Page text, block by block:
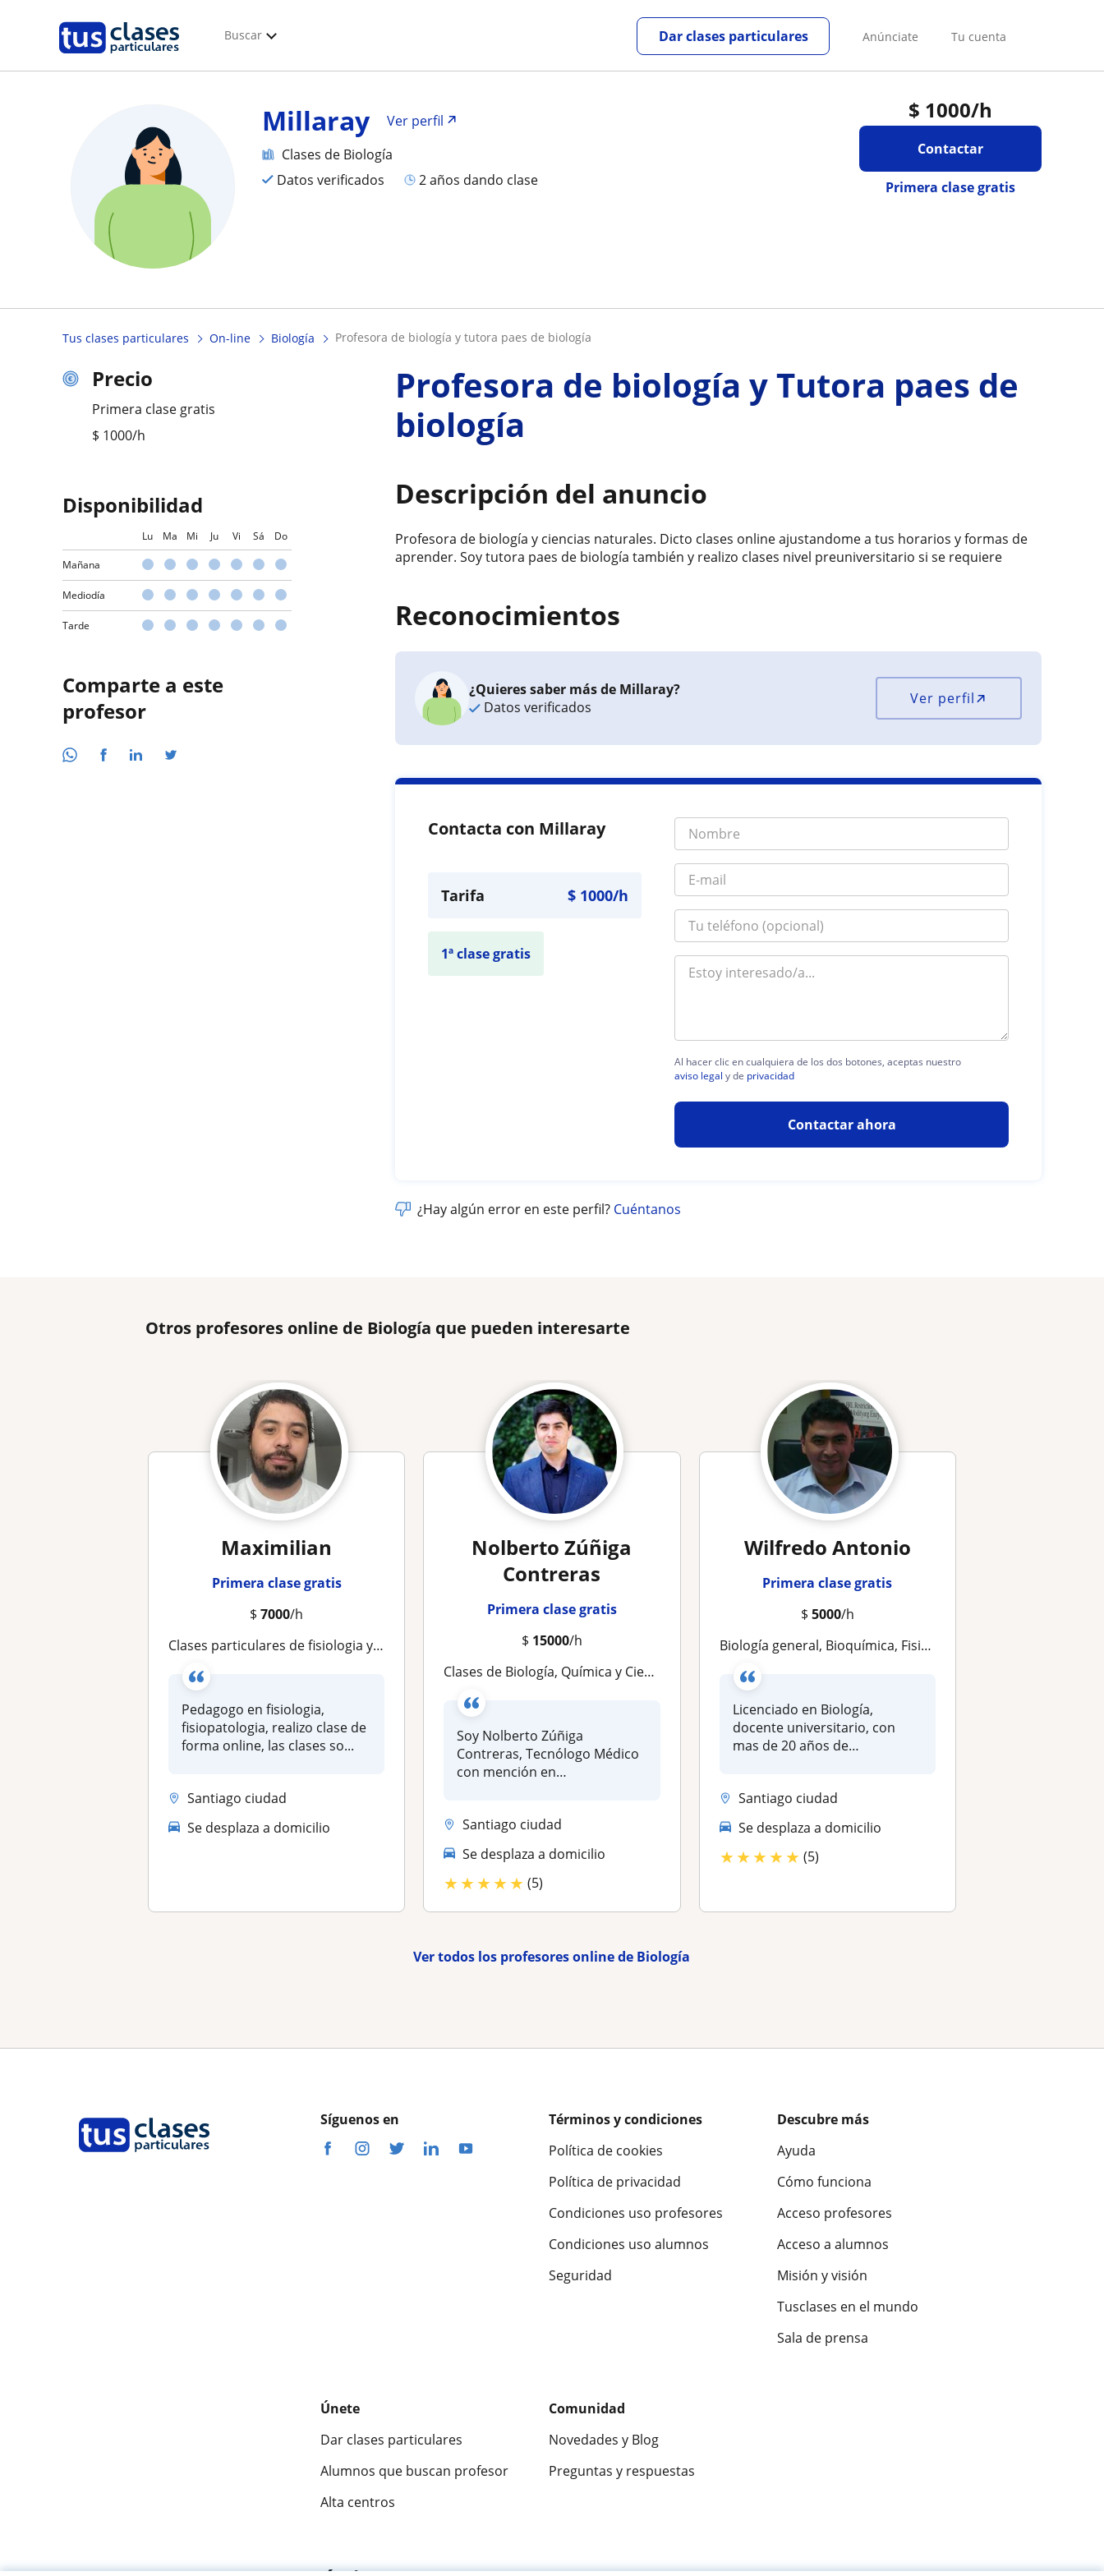
Buscar Anúnciate Tu cuenta
Dar clases particulares
$ 1000/h
Contactar
Primera clase gratis
Millaray
Ver perfil
Clases de Biología
Datos verificados
2 años dando clase
Tus clases particulares On-line Biología profesora de biología y tutora paes de biología
Precio
Primera clase gratis
$ 1000/h
Disponibilidad
Lu Ma Mi Ju Vi Sá Do
Mañana
Mediodía
Tarde
Comparte a este
profesor
Profesora de biología y Tutora paes de
biología
Descripción del anuncio
Profesora de biología y ciencias naturales. Dicto clases online ajustandome a tus horarios y formas de
aprender. Soy tutora paes de biología también y realizo clases nivel preuniversitario si se requiere
Reconocimientos
¿Quieres saber más de Millaray?
Datos verificados
Ver perfil
Contacta con Millaray
Tarifa $ 1000/h
1ª clase gratis
Al hacer clic en cualquiera de los dos botones, aceptas nuestro
aviso legal y de privacidad
Contactar ahora
¿Hay algún error en este perfil? Cuéntanos
Otros profesores online de Biología que pueden interesarte
Maximilian
Primera clase gratis
$7000/h
Clases particulares de fisiologia y fisiopatologia
Pedagogo en fisiologia,
fisiopatologia, realizo clase de
forma online, las clases so...
Santiago ciudad
Se desplaza a domicilio
Nolberto Zúñiga
Contreras
Primera clase gratis
$ 15000/h
Clases de Biología, Química y Ciencias (Anatomía, Genética, Fisiología, etc)
Soy Nolberto Zúñiga
Contreras, Tecnólogo Médico
con mención en
Santiago ciudad
Se desplaza a domicilio
★★★★★ (5)
Wilfredo Antonio
Primera clase gratis
$ 5000/h
Biología general, Bioquímica, Fisiología
Licenciado en Biología,
docente universitario, con
mas de 20 años de
Santiago ciudad
Se desplaza a domicilio
★★★★★ (5)
Ver todos los profesores online de Biología
Síguenos en
Términos y condiciones
Política de cookies
Política de privacidad
Condiciones uso profesores
Condiciones uso alumnos
Seguridad
Descubre más
Ayuda
Cómo funciona
Acceso profesores
Acceso a alumnos
Misión y visión
Tusclases en el mundo
Sala de prensa
Únete
Dar clases particulares
Alumnos que buscan profesor
Alta centros
Comunidad
Novedades y Blog
Preguntas y respuestas